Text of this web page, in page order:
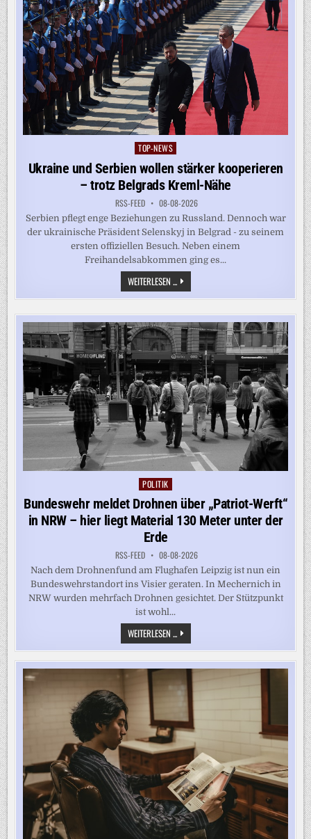
Posted
TOP-NEWS
Ukraine und Serbien wollen stärker kooperieren
– trotz Belgrads Kreml-Nähe
RSS-FEED 08-08-2026
Serbien pflegt enge Beziehungen zu Russland. Dennoch war
der ukrainische Präsident Selenskyj in Belgrad - zu seinem
ersten offiziellen Besuch. Neben einem
Freihandelsabkommen ging es...
WEITERLESEN ... UKRAINE
UND
SERBIEN
STÄRKER
KOOPERIEREN
–
TROTZ
BELGRADS
KREML-
NÄHE
Posted
in
POLITIK
Bundeswehr meldet Drohnen über „Patriot-Werft“
in NRW – hier liegt Material 130 Meter unter der
Erde
RSS-FEED 08-08-2026
Nach dem Drohnenfund am Flughafen Leipzig ist nun ein
Bundeswehrstandort ins Visier geraten. In Mechernich in
NRW wurden mehrfach Drohnen gesichtet. Der Stützpunkt
ist wohl...
WEITERLESEN ...BUNDESWEHR
MELDET
DROHNEN
ÜBER
„PATRIOT-
WERFT“
IN
NRW
LIEGT
MATERIAL
130
METER
UNTER
DER
ERDE